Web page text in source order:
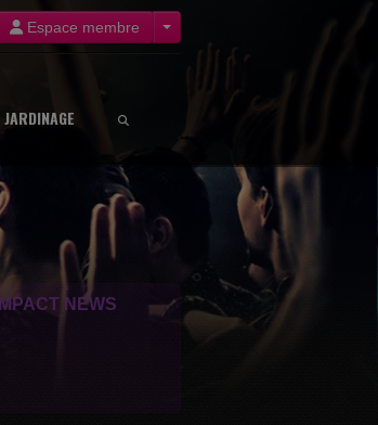
Espace membre
JARDINAGE
NEWS